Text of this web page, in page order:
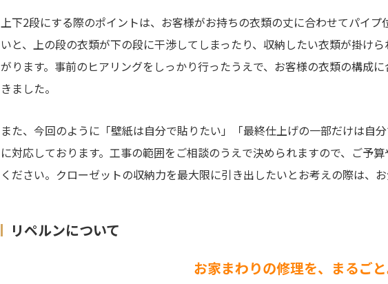
上下2段にする際のポイントは、お客様がお持ちの衣類の丈に合わせてパイプ
いと、上の段の衣類が下の段に干渉してしまったり、収納したい衣類が掛け
がります。事前のヒアリングをしっかり行ったうえで、お客様の衣類の構成
きました。
また、今回のように「壁紙は自分で貼りたい」「最終仕上げの一部だけは自
に対応しております。工事の範囲をご相談のうえで決められますので、ご予
ください。クローゼットの収納力を最大限に引き出したいとお考えの際は、お
リペルンについて
お家まわりの修理を、まるごと